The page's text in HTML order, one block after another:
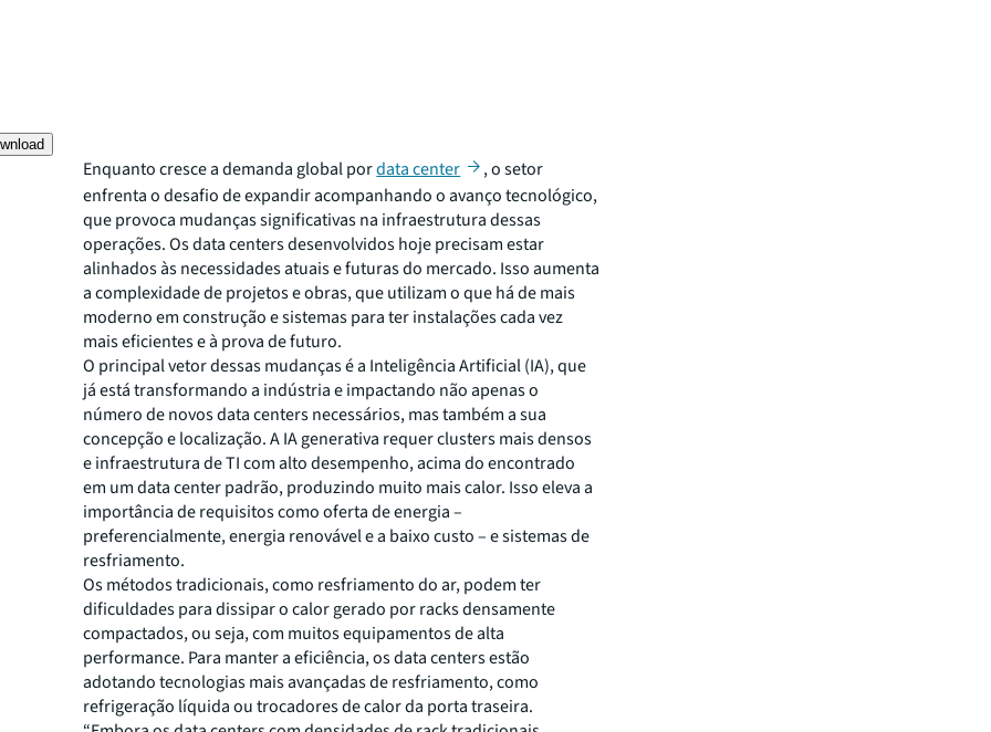
Enquanto cresce a demanda global pordata center
, o setor
enfrenta o desafio de expandir acompanhando o avanço tecnológico,
que provoca mudanças significativas na infraestrutura dessas
operações. Os data centers desenvolvidos hoje precisam estar
alinhados às necessidades atuais e futuras do mercado. Isso aumenta
a complexidade de projetos e obras, que utilizam o que há de mais
moderno em construção e sistemas para ter instalações cada vez
mais eficientes e à prova de futuro.
O principal vetor dessas mudanças é a Inteligência Artificial (IA), que
já está transformando a indústria e impactando não apenas o
número de novos data centers necessários, mas também a sua
concepção e localização. A IA generativa requer clusters mais densos
e infraestrutura de TI com alto desempenho, acima do encontrado
em um data center padrão, produzindo muito mais calor. Isso eleva a
importância de requisitos como oferta de energia –
preferencialmente, energia renovável e a baixo custo – e sistemas de
resfriamento.
Os métodos tradicionais, como resfriamento do ar, podem ter
dificuldades para dissipar o calor gerado por racks densamente
compactados, ou seja, com muitos equipamentos de alta
performance. Para manter a eficiência, os data centers estão
adotando tecnologias mais avançadas de resfriamento, como
refrigeração líquida ou trocadores de calor da porta traseira.